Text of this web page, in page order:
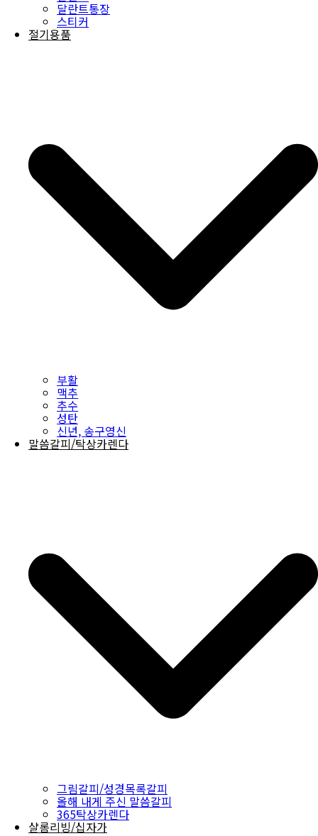
달란트통장
스티커
절기용품
부활
맥추
추수
성탄
신년, 송구영신
말씀갈피/탁상카렌다
그림갈피/성경목록갈피
올해 내게 주신 말씀갈피
365탁상카렌다
샬롬리빙/십자가